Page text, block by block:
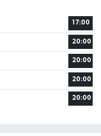
17:00
20:00
20:00
20:00
20:00